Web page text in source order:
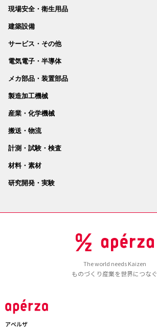
現場安全・衛生用品
建築設備
サービス・その他
電気電子・半導体
メカ部品・装置部品
製造加工機械
産業・化学機械
搬送・物流
計測・試験・検査
材料・素材
研究開発・実験
The world needs Kaizen
ものづくり産業を世界につなぐ
アペルザ